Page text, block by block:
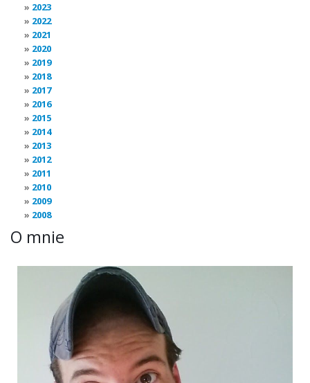
2023
2022
2021
2020
2019
2018
2017
2016
2015
2014
2013
2012
2011
2010
2009
2008
O mnie